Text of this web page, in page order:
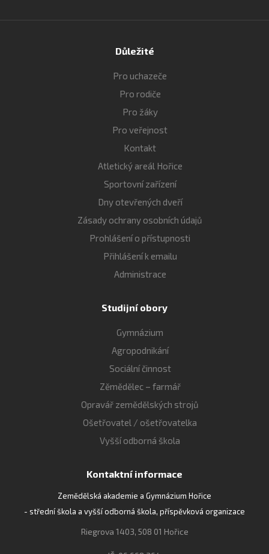
Důležité
Pro uchazeče
Pro rodiče
Pro žáky
Pro veřejnost
Kontakt
Atletický areál Hořice
Sportovní zařízení
Dny otevřených dveří
Zásady ochrany osobních údajů
Prohlášení o přístupnosti
Přihlášení k emailu
Administrace
Studijní obory
Gymnázium
Agropodnikání
Sociální činnost
Zěmědělec – farmář
Opravář zemědělských strojů
Ošetřovatel / ošetřovatelka
Vyšší odborná škola
Kontaktní informace
Zemědělská akademie a Gymnázium Hořice
- střední škola a vyšší odborná škola, příspěvková organizace
Riegrova 1403, 508 01 Hořice